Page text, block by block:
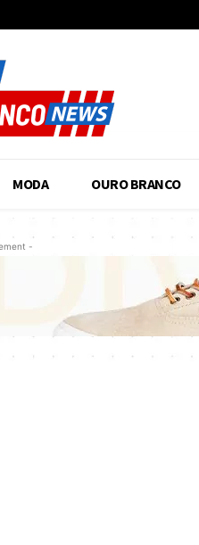
MODA OURO BRANCO
-